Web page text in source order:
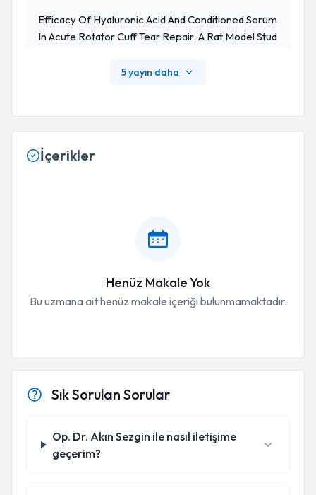
Efficacy Of Hyaluronic Acid And Conditioned Serum
In Acute Rotator Cuff Tear Repair: A Rat Model Stud
T, Akın Sezgin, İdrak Memmedov, Gökhan Bilgin
5 yayın daha
İçerikler
Henüz Makale Yok
Bu uzmana ait henüz makale içeriği bulunmamaktadır.
Sık Sorulan Sorular
Op. Dr. Akın Sezgin ile nasıl iletişime
geçerim?